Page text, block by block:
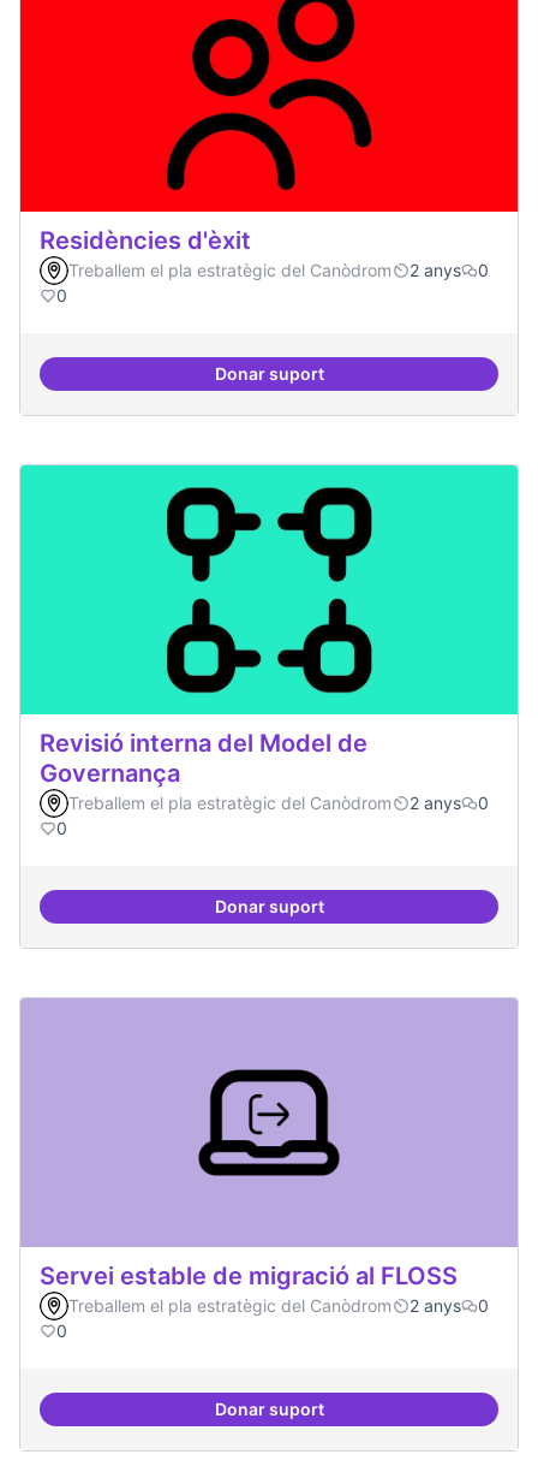
Residències d'èxit
Treballem el pla estratègic del Canòdrom 2 anys
0
0
Donar suportResidències d'èxit
Revisió interna del Model de
Governança
Treballem el pla estratègic del Canòdrom 2 anys
0
0
Donar suportRevisió interna del Model de
Servei estable de migració al FLOSS
Treballem el pla estratègic del Canòdrom 2 anys
0
0
Donar suportServei estable de migració al